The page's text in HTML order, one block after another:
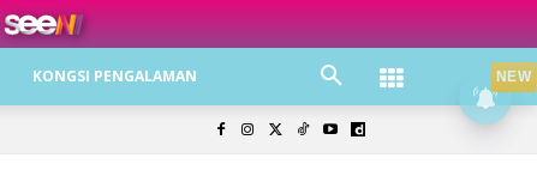
KONGSI PENGALAMAN NEW